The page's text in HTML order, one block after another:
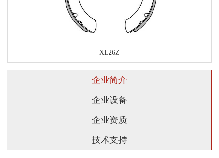
XL26Z
企业简介
企业设备
企业资质
技术支持